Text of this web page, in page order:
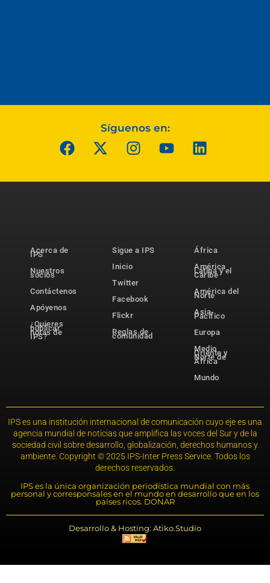
Síguenos en:
Acerca de
IPS
Nuestros
socios
Contáctenos
Apóyenos
¿Quieres
publicar
notas de
IPS?
Sigue a IPS
Inicio
Twitter
Facebook
Flickr
Reglas de
comunidad
África
América
Latina y el
Caribe
América del
Norte
Asia-
Pacífico
Europa
Medio
Oriente y
Norte de
África
Mundo
IPS es una institución internacional de comunicación cuyo eje es una
agencia mundial de noticias que amplifica las voces del Sur y de la
sociedad civil sobre desarrollo, globalización, derechos humanos y
ambiente. Copyright © 2025 IPS-Inter Press Service. Todos los
derechos reservados.
IPS es la única organización periodística mundial con más
personal y corresponsales en el mundo en desarrollo que en los
países ricos. DONAR
Desarrollo & Hosting: Atiko.Studio